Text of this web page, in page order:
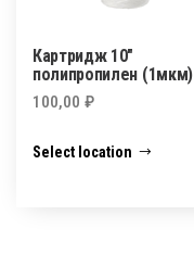
Картридж 10″
полипропилен (1мкм)
100,00 ₽
Select location